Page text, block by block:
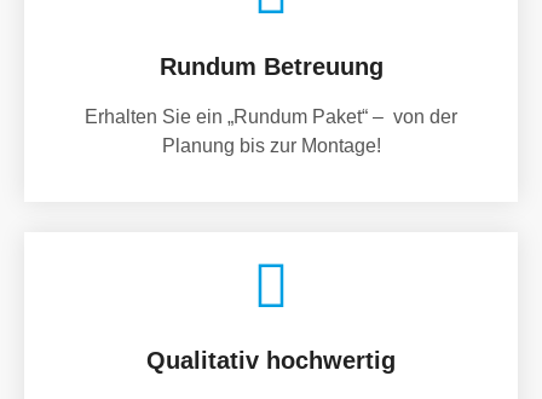
Rundum Betreuung
Erhalten Sie ein „Rundum Paket“ – von der
Planung bis zur Montage!
Qualitativ hochwertig